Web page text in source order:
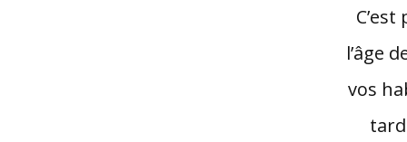
l’âge
vos